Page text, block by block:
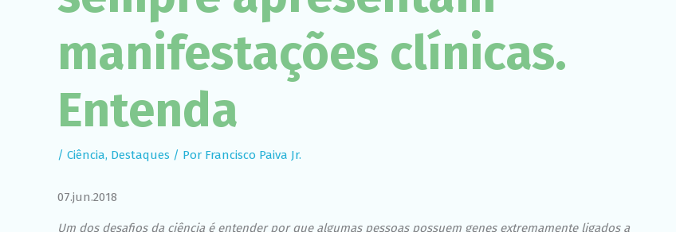
manifestações clínicas.
Entenda
/ Ciência, Destaques / Por Francisco Paiva Jr.
07.jun.2018
Um dos desafios da ciência é entender por que algumas pessoas possuem genes extremamente ligados a
Experiência
funcionalidades